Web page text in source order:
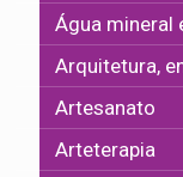
Água mineral
Arquitetura,
Artesanato
Arteterapia